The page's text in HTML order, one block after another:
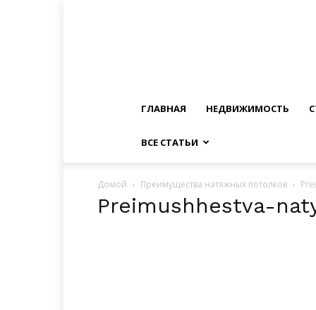
ГЛАВНАЯ НЕДВИЖИМОСТЬ
ВСЕ СТАТЬИ
Домой Преимущества натяжных потолков
Preimushhestva-